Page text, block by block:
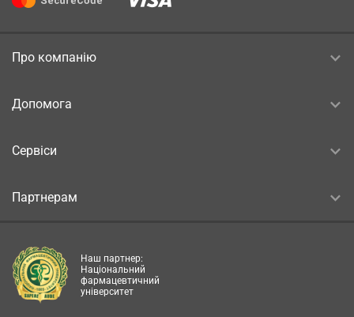
Про компанію
Допомога
Сервіси
Партнерам
Наш партнер:
Національний
фармацевтичний
університет